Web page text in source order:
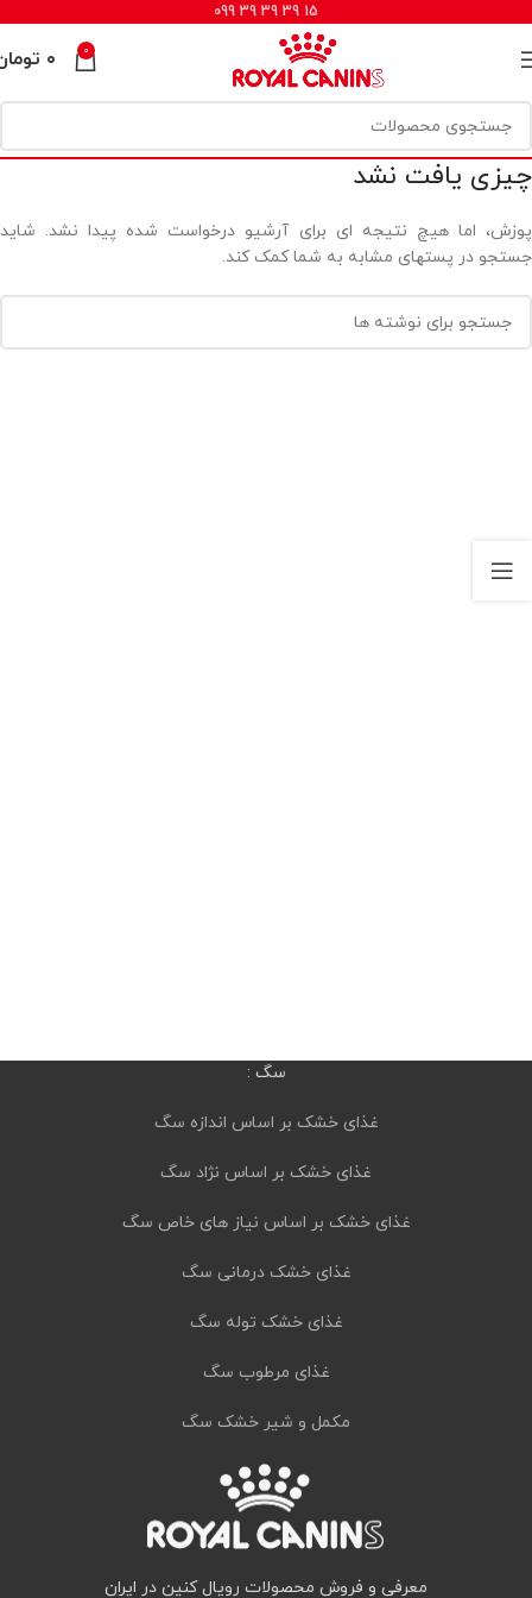
15 39 39 39 099
0 ۰
چیزی یافت نشد
پوزش، اما هیچ نتیجه ای برای آرشیو درخواست شده پیدا نشد. شاید
جستجو در پستهای مشابه به شما کمک کند.
سگ :
غذای خشک بر اساس اندازه سگ
غذای خشک بر اساس نژاد سگ
غذای خشک بر اساس نیاز های خاص سگ
غذای خشک درمانی سگ
غذای خشک توله سگ
غذای مرطوب سگ
مکمل و شیر خشک سگ
معرفی و فروش محصولات رویال کنین در ایران